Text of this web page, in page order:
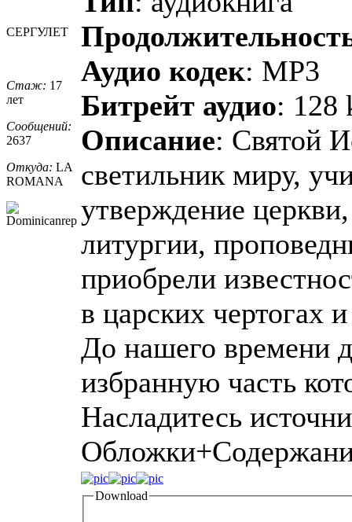
СЕРГУЛЕТ
Стаж: 17
лет
Сообщений:
2637
Откуда: LA
ROMANA
Аудио кодек: MP3
Битрейт аудио: 128
Описание: Святой
светильник миру,
утверждение
литургии,
приобрели
в царских чертогах
До нашего времени
избранную часть
Насладитесь
Download